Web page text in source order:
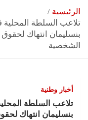
الرئيسية
تلاعب السلطة المحلية
بنسليمان انتهاك
الشخصية
أخبار وطنية
تلاعب السلطة
بنسليمان انتهاك